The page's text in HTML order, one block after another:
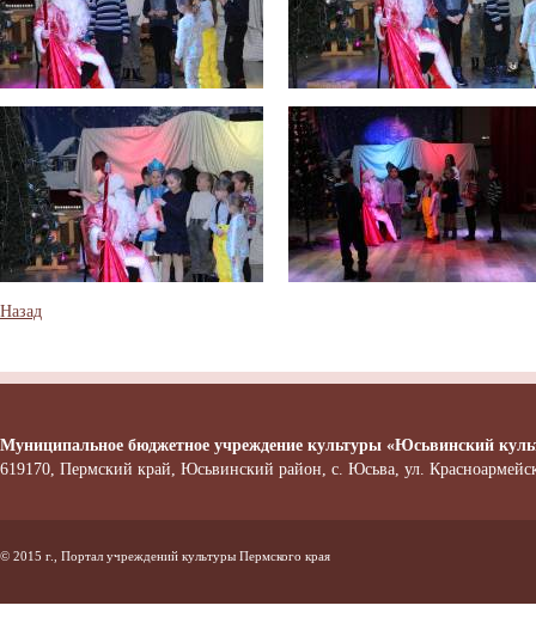
Назад
Муниципальное бюджетное учреждение культуры «Юсьвинский
619170, Пермский край, Юсьвинский район, с. Юсьва, ул.
© 2015 г., Портал учреждений культуры Пермского края